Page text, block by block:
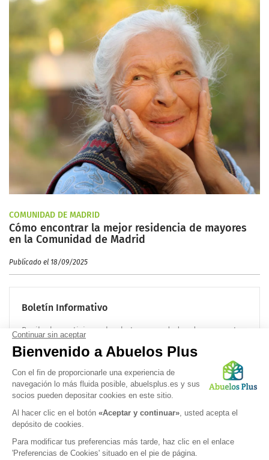
COMUNIDAD DE MADRID
Cómo encontrar la mejor residencia de mayores
en la Comunidad de Madrid
Publicado el 18/09/2025
Boletín Informativo
Recibe las noticias sobre la tercera edad cada mes en tu